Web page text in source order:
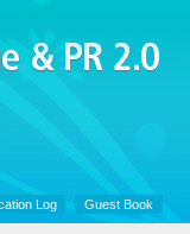
&
Log Guest Book